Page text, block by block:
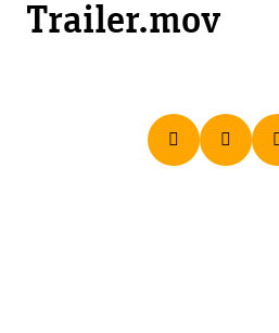
Trailer.mov